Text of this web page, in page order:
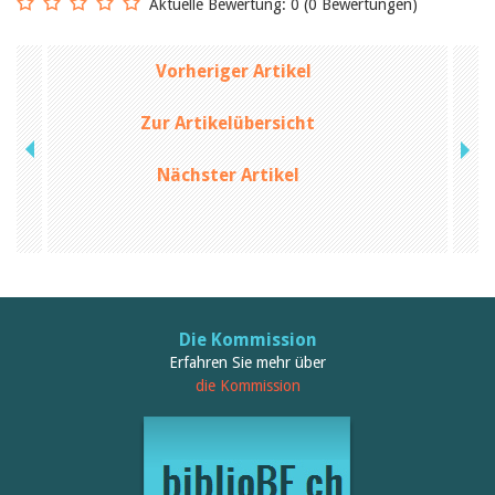
2023
2022
2021
2020
2019
2018
2017
2016
2015
2014
2013
Aktuelle Bewertung: 0 (0 Bewertungen)
Vorheriger Artikel
Zur Artikelübersicht
Nächster Artikel
Die Kommission
Erfahren Sie mehr über
die Kommission